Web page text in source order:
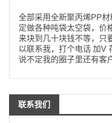
全部采用全新聚丙烯PP
定做各种吨袋太空袋，价
来块到几十块钱不等，只
以联系我，打个电话 加V
说不定我的圈子里还有客
联系我们